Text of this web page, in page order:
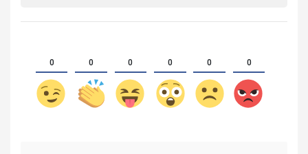
0 0 0 0 0 0